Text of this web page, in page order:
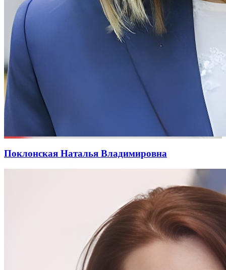
Поклонская Наталья Владимировна